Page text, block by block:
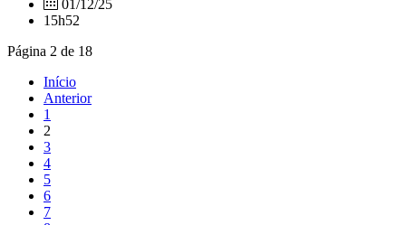
01/12/25
15h52
Página 2 de 18
Início
Anterior
1
2
3
4
5
6
7